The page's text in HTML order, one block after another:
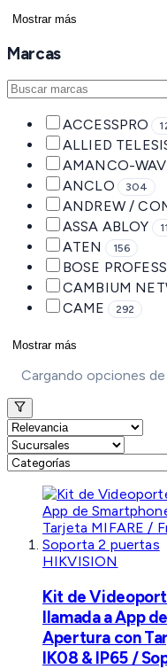
Mostrar más
Marcas
ACCESSPRO
ALLIED
AMANCO-
ANCLO 304
ANDREW /
ASSA ABLOY
ATEN 156
BOSE
CAMBIUM
CAME 292
Mostrar más
Cargando opciones de
HIKVISION
Kit de
llamada a App
Apertura con
IK08 & IP65 /